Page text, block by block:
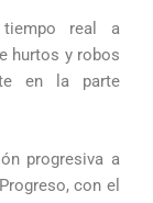
tiempo real a
hurtos y robos
en la parte
progresiva a
con el